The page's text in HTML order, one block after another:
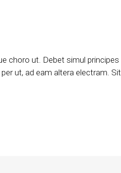
choro ut. Debet simul principes
ut, ad eam altera electram. Sit